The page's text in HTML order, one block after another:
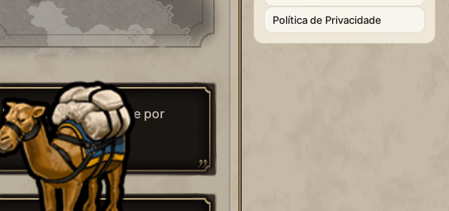
"Toda nação sobrevive por
meio da permuta."
– Adam Smith
Política de Privacidade